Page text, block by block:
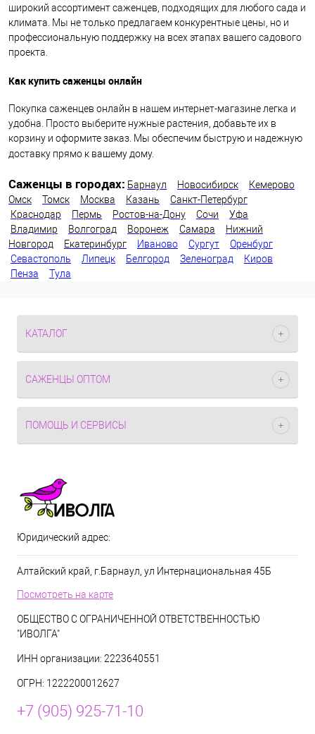
широкий ассортимент саженцев, подходящих для любого сада и
климата. Мы не только предлагаем конкурентные цены, но и
профессиональную поддержку на всех этапах вашего садового
проекта.
Как купить саженцы онлайн
Покупка саженцев онлайн в нашем интернет-магазине легка и
удобна. Просто выберите нужные растения, добавьте их в
корзину и оформите заказ. Мы обеспечим быструю и надежную
доставку прямо к вашему дому.
Саженцы в городах: Барнаул Новосибирск
Кемерово
Омск
Томск Москва Казань
Санкт-Петербург
Краснодар
Пермь Ростов-на-Дону Сочи
Уфа
Владимир
Волгоград Воронеж Самара
Нижний
Новгород
Екатеринбург Иваново Сургут
Оренбург
Севастополь
Липецк Белгород Зеленоград
Киров
Пенза
Тула
КАТАЛОГ
САЖЕНЦЫ ОПТОМ
ПОМОЩЬ И СЕРВИСЫ
Юридический адрес:
Алтайский край, г.Барнаул, ул Интернациональная 45Б
Посмотреть на карте
ОБЩЕСТВО С ОГРАНИЧЕННОЙ ОТВЕТСТВЕННОСТЬЮ
"ИВОЛГА"
ИНН организации: 2223640551
ОГРН: 1222200012627
+7 (905) 925-71-10